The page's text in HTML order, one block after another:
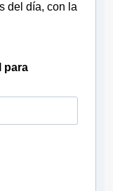
del día, con la
para